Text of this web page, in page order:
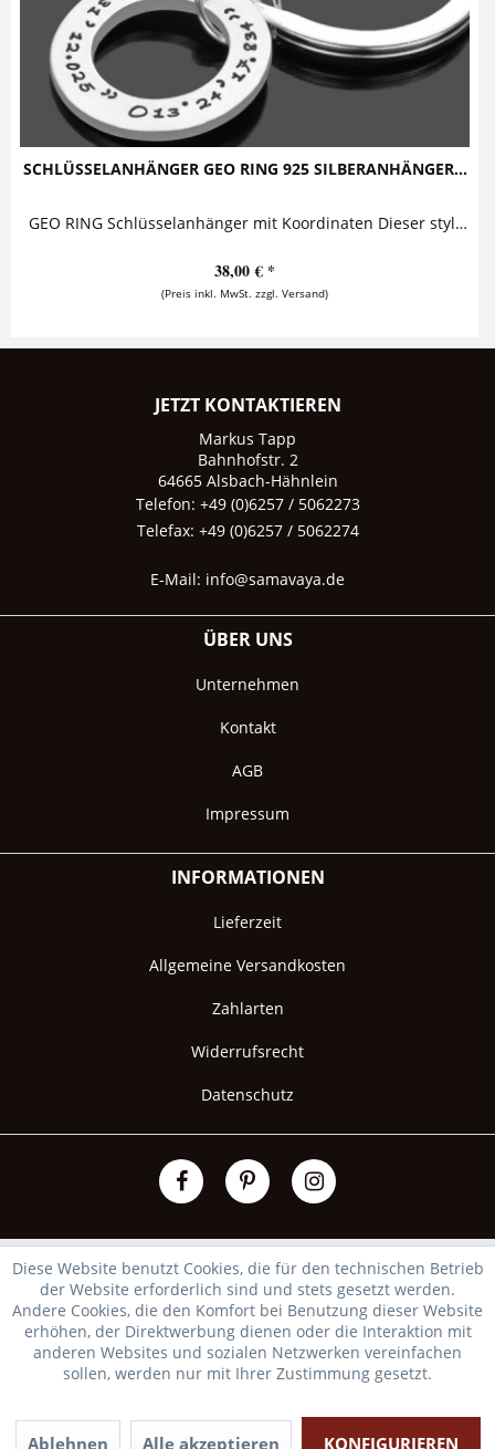
SCHLÜSSELANHÄNGER GEO RING 925 SILBERANHÄNGER...
GEO RING Schlüsselanhänger mit Koordinaten Dieser stylische Schlüsselanhänger besteht aus einem Silberring - der mit Koordinaten oder einem...
38,00 € *
(Preis inkl. MwSt. zzgl. Versand)
JETZT KONTAKTIEREN
Markus Tapp
Bahnhofstr. 2
64665 Alsbach-Hähnlein
Telefon: +49 (0)6257 / 5062273
Telefax: +49 (0)6257 / 5062274
E-Mail: info@samavaya.de
ÜBER UNS
Unternehmen
Kontakt
AGB
Impressum
INFORMATIONEN
Lieferzeit
Allgemeine Versandkosten
Zahlarten
Widerrufsrecht
Datenschutz
Diese Website benutzt Cookies, die für den technischen Betrieb
der Website erforderlich sind und stets gesetzt werden.
Andere Cookies, die den Komfort bei Benutzung dieser Website
erhöhen, der Direktwerbung dienen oder die Interaktion mit
anderen Websites und sozialen Netzwerken vereinfachen
sollen, werden nur mit Ihrer Zustimmung gesetzt.
Ablehnen Alle akzeptieren KONFIGURIEREN